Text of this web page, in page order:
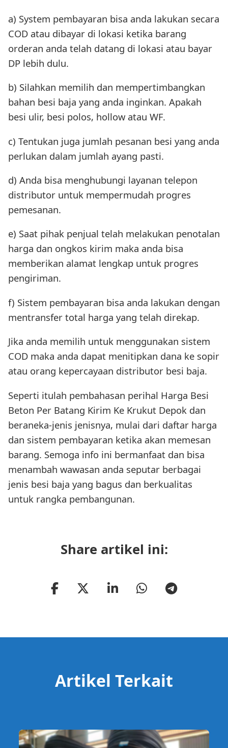
a) System pembayaran bisa anda lakukan secara
COD atau dibayar di lokasi ketika barang
orderan anda telah datang di lokasi atau bayar
DP lebih dulu.
b) Silahkan memilih dan mempertimbangkan
bahan besi baja yang anda inginkan. Apakah
besi ulir, besi polos, hollow atau WF.
c) Tentukan juga jumlah pesanan besi yang anda
perlukan dalam jumlah ayang pasti.
d) Anda bisa menghubungi layanan telepon
distributor untuk mempermudah progres
pemesanan.
e) Saat pihak penjual telah melakukan penotalan
harga dan ongkos kirim maka anda bisa
memberikan alamat lengkap untuk progres
pengiriman.
f) Sistem pembayaran bisa anda lakukan dengan
mentransfer total harga yang telah direkap.
Jika anda memilih untuk menggunakan sistem
COD maka anda dapat menitipkan dana ke sopir
atau orang kepercayaan distributor besi baja.
Seperti itulah pembahasan perihal Harga Besi
Beton Per Batang Kirim Ke Krukut Depok dan
beraneka-jenis jenisnya, mulai dari daftar harga
dan sistem pembayaran ketika akan memesan
barang. Semoga info ini bermanfaat dan bisa
menambah wawasan anda seputar berbagai
jenis besi baja yang bagus dan berkualitas
untuk rangka pembangunan.
Share artikel ini:
Artikel Terkait